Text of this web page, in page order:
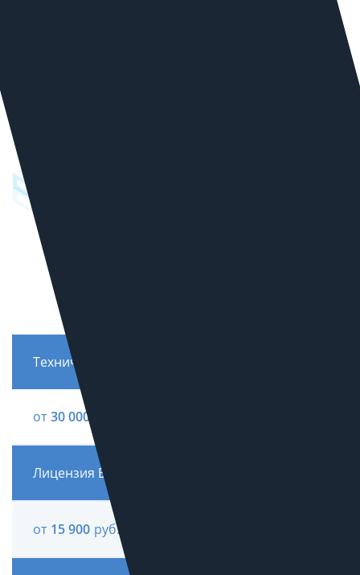
Техническое задание на разработку сайта
от 30 000
Лицензия Битрикс
от 15 900 руб.